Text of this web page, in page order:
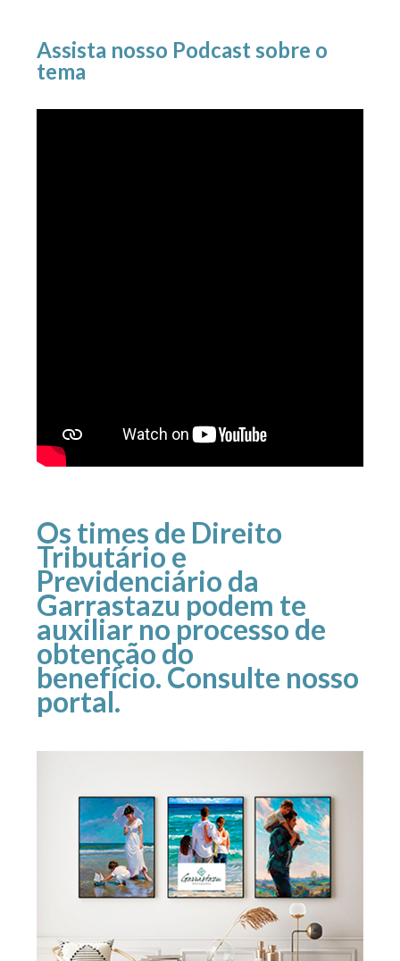
Assista nosso Podcast sobre o
tema
Os times de Direito
Tributário e
Previdenciário da
Garrastazu podem te
auxiliar no processo de
obtenção do
benefício. Consulte nosso
portal.